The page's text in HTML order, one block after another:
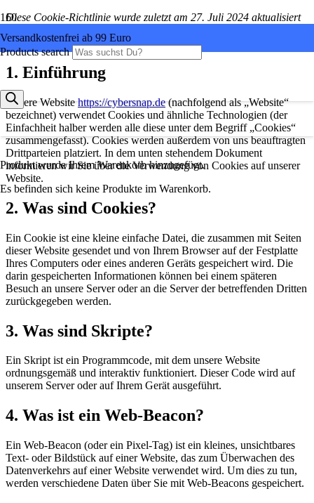
Versandkostenfrei ab 99 Euro
Products search
Produktwurde Ihrem Warenkorb hinzugefügt.
Es befinden sich keine Produkte im Warenkorb.
Diese Cookie-Richtlinie wurde zuletzt am 27. Juli 2024 aktualisiert
Europäischen Wirtschaftsraum und der Schweiz.
1. Einführung
Unsere Websitehttps://cybersnap.de(nachfolgend als „Website“
bezeichnet) verwendet Cookies und ähnliche Technologien (der
Einfachheit halber werden alle diese unter dem Begriff „Cookies“
zusammengefasst). Cookies werden außerdem von uns beauftragten
Drittparteien platziert. In dem unten stehendem Dokument
informieren wir Sie über die Verwendung von Cookies auf unserer
Website.
2. Was sind Cookies?
Ein Cookie ist eine kleine einfache Datei, die zusammen mit Seiten
dieser Website gesendet und von Ihrem Browser auf der Festplatte
Ihres Computers oder eines anderen Geräts gespeichert wird. Die
darin gespeicherten Informationen können bei einem späteren
Besuch an unsere Server oder an die Server der betreffenden Dritten
zurückgegeben werden.
3. Was sind Skripte?
Ein Skript ist ein Programmcode, mit dem unsere Website
ordnungsgemäß und interaktiv funktioniert. Dieser Code wird auf
unserem Server oder auf Ihrem Gerät ausgeführt.
4. Was ist ein Web-Beacon?
Ein Web-Beacon (oder ein Pixel-Tag) ist ein kleines, unsichtbares
Text- oder Bildstück auf einer Website, das zum Überwachen des
Datenverkehrs auf einer Website verwendet wird. Um dies zu tun,
werden verschiedene Daten über Sie mit Web-Beacons gespeichert.